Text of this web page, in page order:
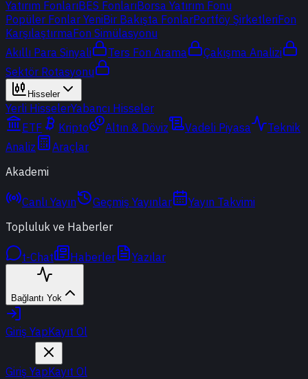
Yatırım FonlarıBES FonlarıBorsa Yatırım Fonu
Popüler Fonlar YeniBir Bakışta FonlarPortföy ŞirketleriFon
KarşılaştırmaFon Simülasyonu
Akıllı Para Sinyali
Ters Fon Arama
Çakışma Analizi
Sektör Rotasyonu
Hisseler
Yerli HisselerYabancı Hisseler
ETF
Kripto Altın & Döviz Vadeli Piyasa
Teknik
Analiz
Araçlar
Akademi
Canlı Yayın Geçmiş Yayınlar
Yayın Takvimi
Topluluk ve Haberler
t-Chat Haberler Yazılar
Bağlantı Yok
Giriş YapKayıt Ol
Giriş YapKayıt Ol